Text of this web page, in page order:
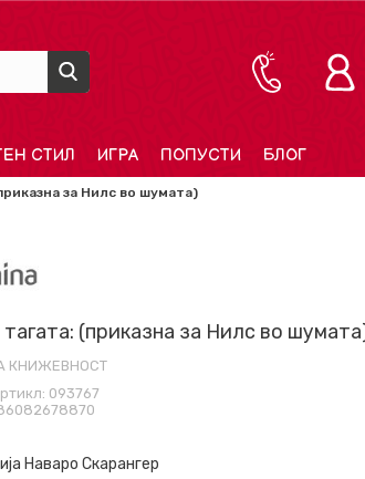
СТИЛ ИГРА ПОПУСТИ БЛОГ
за Нилс во шумата)
тагата: (приказна за Нилс во
КНИЖЕВНОСТ
093767
Наваро Скарангер